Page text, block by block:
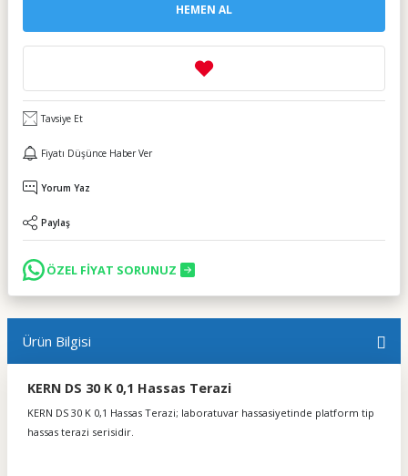
HEMEN AL
Tavsiye Et
Fiyatı Düşünce Haber Ver
Yorum Yaz
Paylaş
ÖZEL FİYAT SORUNUZ
Ürün Bilgisi
KERN DS 30 K 0,1 Hassas Terazi
KERN DS 30 K 0,1 Hassas Terazi; laboratuvar hassasiyetinde platform tip
hassas terazi serisidir.